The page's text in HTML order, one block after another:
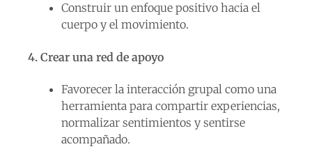
Construir un enfoque positivo hacia el
cuerpo y el movimiento.
4. Crear una red de apoyo
Favorecer la interacción grupal como una
herramienta para compartir experiencias,
normalizar sentimientos y sentirse
acompañado.